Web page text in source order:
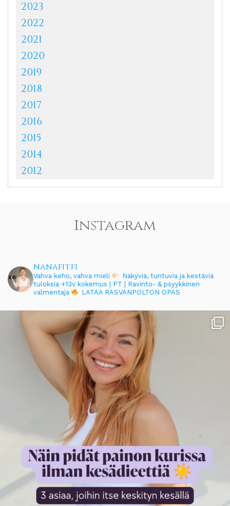
2023
2022
2021
2020
2019
2018
2017
2016
2015
2014
2012
Instagram
nanafit.fi
Vahva keho, vahva mieli
Näkyviä, tuntuvia ja kestäviä
tuloksia +13v kokemus | PT | Ravinto- & psyykkinen
valmentaja
LATAA RASVANPOLTON OPAS